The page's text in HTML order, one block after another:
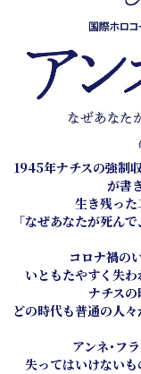
1945年ナチスの強制
が書
生き残っ
「なぜあなたが死ん
コロナ禍の
いともたやすく失わ
ナチスの
どの時代も普通の人
アンネ･フ
失ってはいけないも